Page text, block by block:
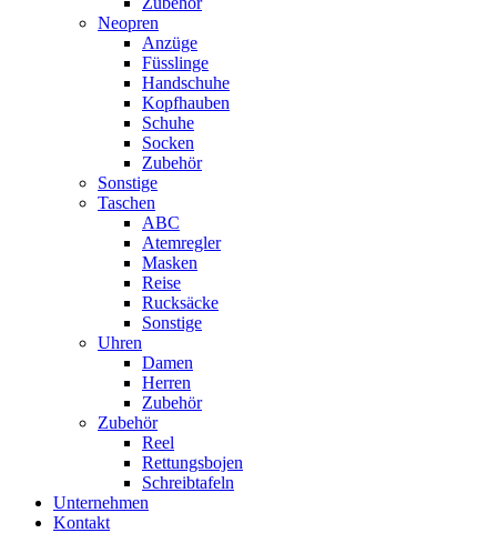
Neopren
Anzüge
Füsslinge
Handschuhe
Kopfhauben
Schuhe
Socken
Zubehör
Sonstige
Taschen
ABC
Atemregler
Masken
Reise
Rucksäcke
Sonstige
Uhren
Damen
Herren
Zubehör
Zubehör
Reel
Rettungsbojen
Schreibtafeln
Unternehmen
Kontakt